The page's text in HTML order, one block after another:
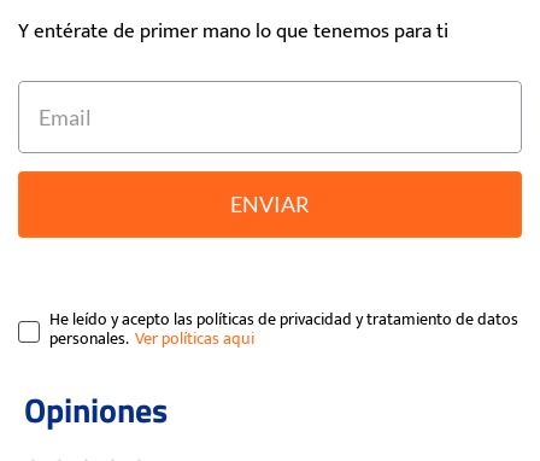
Y entérate de primer mano lo que tenemos para ti
ENVIAR
He leído y acepto las políticas de privacidad y tratamiento de datos
personales.